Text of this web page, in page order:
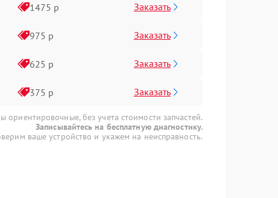
1475 р Заказать
975 р Заказать
625 р Заказать
375 р Заказать
ориентировочные, без учета стоимости запчастей.
Записывайтесь на бесплатную диагностику.
ваше устройство и укажем на неисправность.